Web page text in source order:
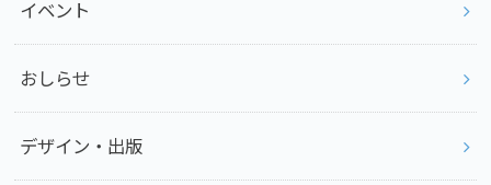
イベント
おしらせ
デザイン・出版